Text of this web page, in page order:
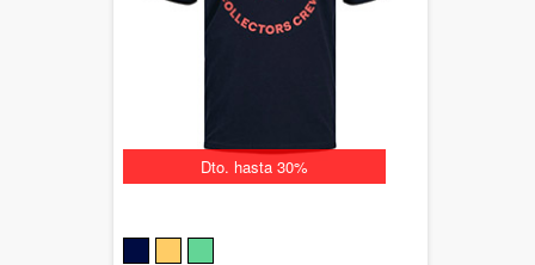
Dto. hasta 30%